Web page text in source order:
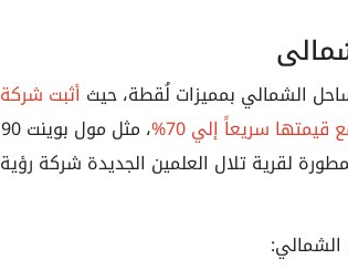
الشمالي بمميزات لُقطة، حيث أثبت شركة
سريعاً إلي 70%
، مثل مول بوينت 90
لقرية تلال العلمين الجديدة شركة رؤية
الشمالي: